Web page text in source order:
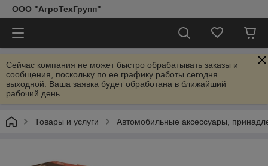
ООО "АгроТехГрупп"
Сейчас компания не может быстро обрабатывать заказы и
сообщения, поскольку по ее графику работы сегодня
выходной. Ваша заявка будет обработана в ближайший
рабочий день.
Товары и услуги Автомобильные аксессуары,